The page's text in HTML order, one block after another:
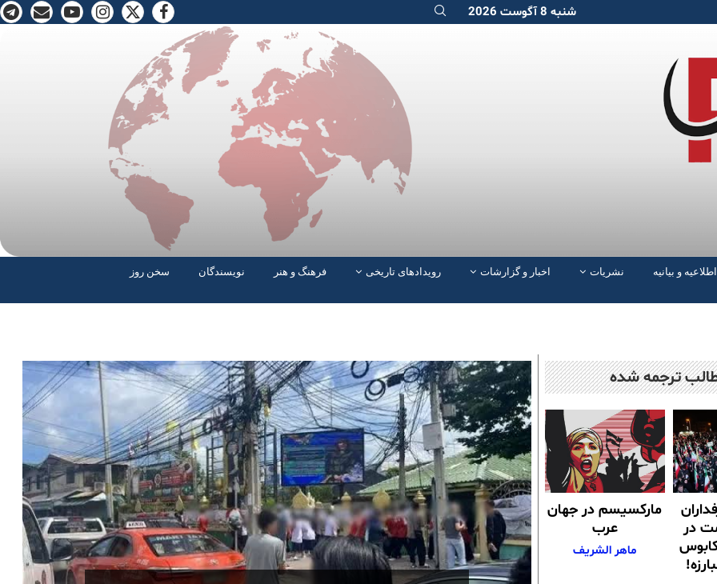
شنبه 8 آگوست 2026
اطلاعیه و بیانیه نشریات اخبار و گزارشات رویدادهای تاریخی فرهنگ و هنر نویسندگان
سخن روز
ترجمە شدە
در
مارکسیسم در جهان
عرب
ماهر الشریف